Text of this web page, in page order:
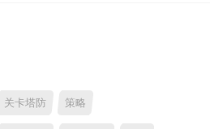
关卡塔防 策略